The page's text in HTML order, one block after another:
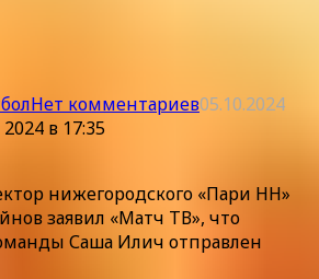
Нет комментариев05.10.2024
в 17:35
нижегородского «Пари НН»
заявил «Матч ТВ», что
Саша Илич отправлен